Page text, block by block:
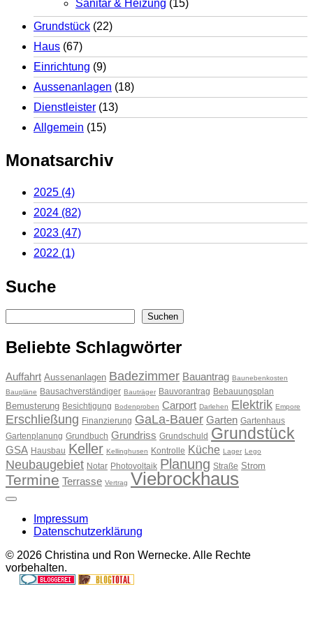
Sanitär & Heizung (15)
Grundstück (22)
Haus (67)
Einrichtung (9)
Aussenanlagen (18)
Dienstleister (13)
Allgemein (15)
Monatsarchiv
2025 (4)
2024 (82)
2023 (47)
2022 (1)
Suche
Suchen
Beliebte Schlagwörter
Auffahrt Aussenanlagen Badezimmer Bauantrag Baunebenkosten
Baupläne
Bausachverständiger Bauträger Bauvorantrag Bebauungsplan
Bemusterung Besichtigung Bodenproben Carport Darlehen Elektrik Empore
Erschließung Finanzierung GaLa-Bauer Garten Gartenhaus
Gartenplanung Grundbuch Grundriss Grundschuld Grundstück
GSA Hausbau Keller Kellinghusen Kontrolle Küche Lager Lego
Neubaugebiet Notar Photovoltaik Planung Straße Strom
Termine Terrasse Vertrag Viebrockhaus
Impressum
Datenschutzerklärung
© 2026 Christina und Ron Wernecke. Alle Rechte
vorbehalten.